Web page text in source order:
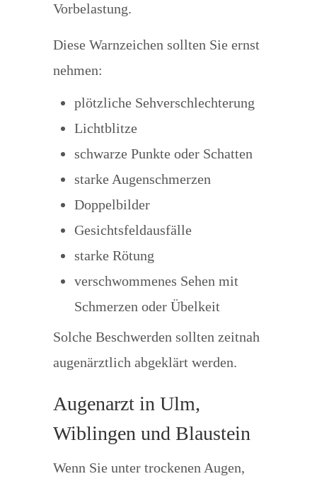
Vorbelastung.
Diese Warnzeichen sollten Sie ernst
nehmen:
plötzliche Sehverschlechterung
Lichtblitze
schwarze Punkte oder Schatten
starke Augenschmerzen
Doppelbilder
Gesichtsfeldausfälle
starke Rötung
verschwommenes Sehen mit
Schmerzen oder Übelkeit
Solche Beschwerden sollten zeitnah
augenärztlich abgeklärt werden.
Augenarzt in Ulm,
Wiblingen und Blaustein
Wenn Sie unter trockenen Augen,